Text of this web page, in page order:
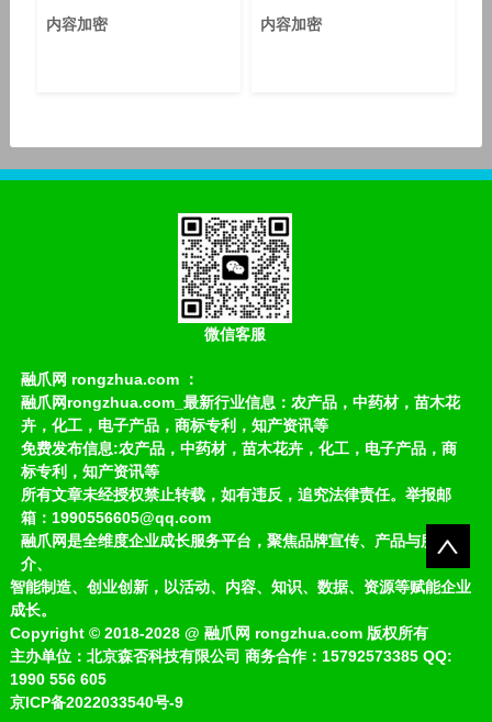
内容加密 内容加密
微信客服
融爪网 rongzhua.com ：
融爪网rongzhua.com_最新行业信息：农产品，中药材，苗木花
卉，化工，电子产品，商标专利，知产资讯等
免费发布信息:农产品，中药材，苗木花卉，化工，电子产品，商
标专利，知产资讯等
所有文章未经授权禁止转载，如有违反，追究法律责任。举报邮
箱：1990556605@qq.com
融爪网是全维度企业成长服务平台，聚焦品牌宣传、产品与服务推
介、
智能制造、创业创新，以活动、内容、知识、数据、资源等赋能企业
成长。
Copyright ©2018-2028 @ 融爪网 rongzhua.com 版权所有
主办单位：北京森否科技有限公司 商务合作：15792573385 QQ:
1990 556 605
京ICP备2022033540号-9